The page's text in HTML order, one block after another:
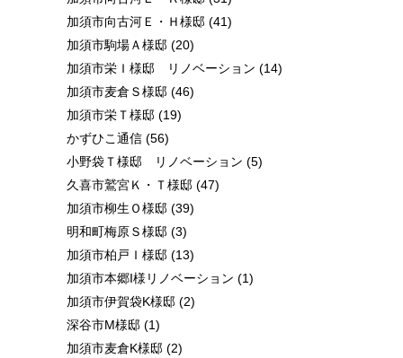
加須市向古河Ｅ・Ｈ様邸 (41)
加須市駒場Ａ様邸 (20)
加須市栄Ｉ様邸 リノベーション (14)
加須市麦倉Ｓ様邸 (46)
加須市栄Ｔ様邸 (19)
かずひこ通信 (56)
小野袋Ｔ様邸 リノベーション (5)
久喜市鷲宮Ｋ・Ｔ様邸 (47)
加須市柳生Ｏ様邸 (39)
明和町梅原Ｓ様邸 (3)
加須市柏戸Ｉ様邸 (13)
加須市本郷I様リノベーション (1)
加須市伊賀袋K様邸 (2)
深谷市M様邸 (1)
加須市麦倉K様邸 (2)